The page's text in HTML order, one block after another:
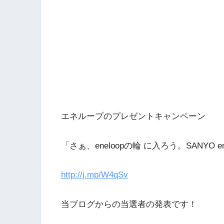
エネループのプレゼントキャンペーン
「さぁ、eneloopの輪 に入ろう。SANYO
http://j.mp/W4qSv
当ブログからの当選者の発表です！